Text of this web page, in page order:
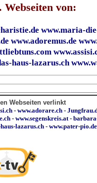
Webseiten von:
www.maria-
www.adoremus.de
haus-lazarus.ch
Webseiten verlinkt
- www.adorare.ch -
- www.segenskreis.at -
lazarus.ch - www.pater-pio.de